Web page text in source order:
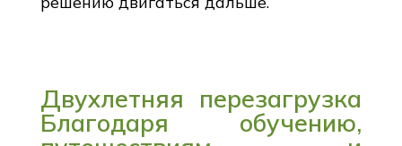
Двухлетняя перезагрузка
Благодаря обучению,